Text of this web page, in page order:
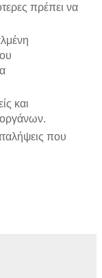
πρέπει να
και
οργάνων.
που